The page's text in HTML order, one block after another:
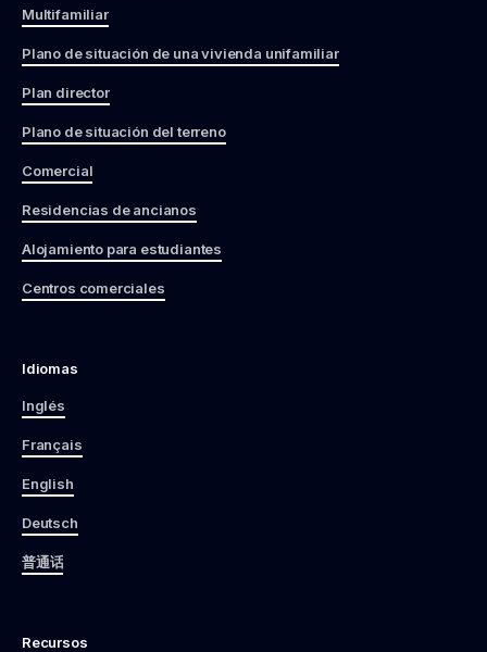
Multifamiliar
Plano de situación de una vivienda unifamiliar
Plan director
Plano de situación del terreno
Comercial
Residencias de ancianos
Alojamiento para estudiantes
Centros comerciales
Idiomas
Inglés
Français
English
Deutsch
普通话
Recursos